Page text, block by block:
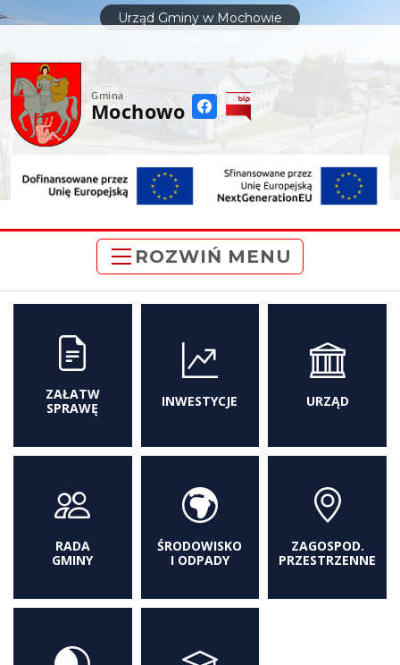
treści
Urząd Gminy w Mochowie
Gmina
Mochowo
ROZWIŃ MENU
ZAŁATW
SPRAWĘ
INWESTYCJE URZĄD
RADA
GMINY
ŚRODOWISKO
I ODPADY
ZAGOSPOD.
PRZESTRZENNE